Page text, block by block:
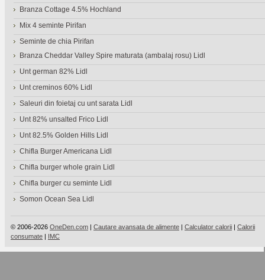
Branza Cottage 4.5% Hochland
Mix 4 seminte Pirifan
Seminte de chia Pirifan
Branza Cheddar Valley Spire maturata (ambalaj rosu) Lidl
Unt german 82% Lidl
Unt creminos 60% Lidl
Saleuri din foietaj cu unt sarata Lidl
Unt 82% unsalted Frico Lidl
Unt 82.5% Golden Hills Lidl
Chifla Burger Americana Lidl
Chifla burger whole grain Lidl
Chifla burger cu seminte Lidl
Somon Ocean Sea Lidl
© 2006-2026 OneDen.com | Cautare avansata de alimente | Calculator calorii | Calorii
consumate | IMC